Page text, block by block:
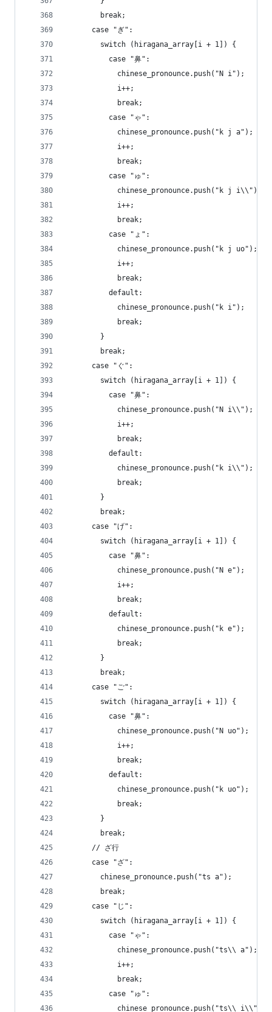
        break;
      case "ぎ":
        switch (hiragana_array[i + 1]) {
          case "鼻":
            chinese_pronounce.push("N i");
            i++;
            break;
          case "ゃ":
            chinese_pronounce.push("k j a");
            i++;
            break;
          case "ゅ":
            chinese_pronounce.push("k j i\\");
            i++;
            break;
          case "ょ":
            chinese_pronounce.push("k j uo");
            i++;
            break;
          default:
            chinese_pronounce.push("k i");
            break;
        }
        break;
      case "ぐ":
        switch (hiragana_array[i + 1]) {
          case "鼻":
            chinese_pronounce.push("N i\\");
            i++;
            break;
          default:
            chinese_pronounce.push("k i\\");
            break;
        }
        break;
      case "げ":
        switch (hiragana_array[i + 1]) {
          case "鼻":
            chinese_pronounce.push("N e");
            i++;
            break;
          default:
            chinese_pronounce.push("k e");
            break;
        }
        break;
      case "ご":
        switch (hiragana_array[i + 1]) {
          case "鼻":
            chinese_pronounce.push("N uo");
            i++;
            break;
          default:
            chinese_pronounce.push("k uo");
            break;
        }
        break;
      // ざ行
      case "ざ":
        chinese_pronounce.push("ts a");
        break;
      case "じ":
        switch (hiragana_array[i + 1]) {
          case "ゃ":
            chinese_pronounce.push("ts\\ a");
            i++;
            break;
          case "ゅ":
            chinese_pronounce.push("ts\\ i\\");